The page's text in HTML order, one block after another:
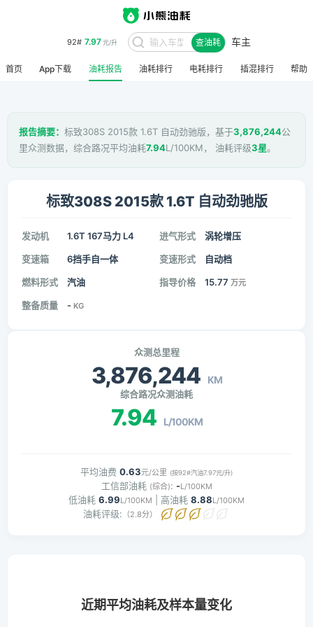
92# 7.97元/升 查油耗 车主
首页 App下载 油耗报告 油耗排行 电耗排行 插混排行 帮助
报告摘要： 标致308S 2015款 1.6T 自动劲驰版，基于3,876,244公
里众测数据，综合路况平均油耗7.94L/100KM， 油耗评级3星。
标致308S 2015款 1.6T 自动劲驰版
发动机 1.6T 167马力 L4 进气形式 涡轮增压
变速箱 6挡手自一体 变速形式 自动档
燃料形式 汽油 指导价格 15.77 万元
整备质量 - KG
众测总里程
3,876,244 KM
综合路况众测油耗
7.94 L/100KM
平均油费 0.63元/公里 (按92#汽油7.97元/升)
工信部油耗 (综合): -L/100KM
低油耗 6.99L/100KM | 高油耗 8.88L/100KM
油耗评级: （2.8分）